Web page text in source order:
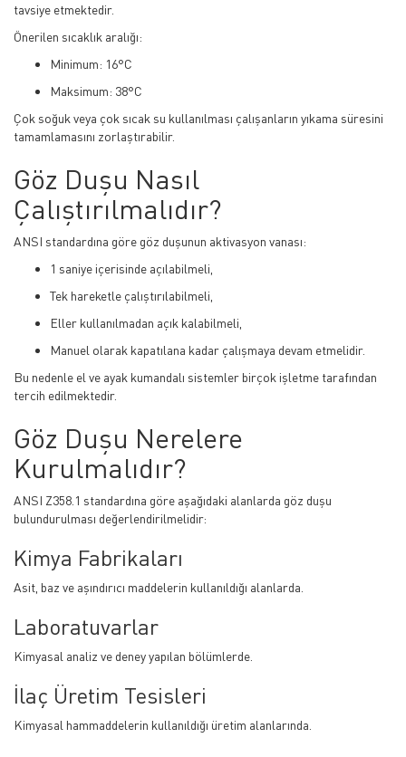
tavsiye etmektedir.
Önerilen sıcaklık aralığı:
Minimum: 16°C
Maksimum: 38°C
Çok soğuk veya çok sıcak su kullanılması çalışanların yıkama süresini
tamamlamasını zorlaştırabilir.
Göz Duşu Nasıl
Çalıştırılmalıdır?
ANSI standardına göre göz duşunun aktivasyon vanası:
1 saniye içerisinde açılabilmeli,
Tek hareketle çalıştırılabilmeli,
Eller kullanılmadan açık kalabilmeli,
Manuel olarak kapatılana kadar çalışmaya devam etmelidir.
Bu nedenle el ve ayak kumandalı sistemler birçok işletme tarafından
tercih edilmektedir.
Göz Duşu Nerelere
Kurulmalıdır?
ANSI Z358.1 standardına göre aşağıdaki alanlarda göz duşu
bulundurulması değerlendirilmelidir:
Kimya Fabrikaları
Asit, baz ve aşındırıcı maddelerin kullanıldığı alanlarda.
Laboratuvarlar
Kimyasal analiz ve deney yapılan bölümlerde.
İlaç Üretim Tesisleri
Kimyasal hammaddelerin kullanıldığı üretim alanlarında.